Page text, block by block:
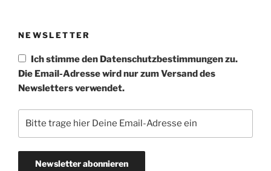
NEWSLETTER
Ich stimme den Datenschutzbestimmungen zu.
Die Email-Adresse wird nur zum Versand des
Newsletters verwendet.